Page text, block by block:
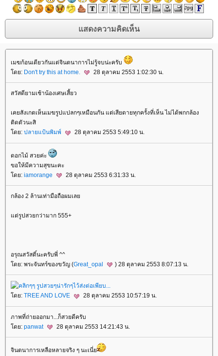
เมฆก้อนเดียวกันแต่จินตนาการไม่รู้จบน่ะครับ
ดย: Don't try this at home. 28 ตุลาคม 2553 1:02:30 น.
สวัสดียามเช้าน้องเศษเสี้ยว
เคยสังเกตเห็นเมฆรูปแปลกๆเหมือนกัน แต่เสียดายทุกครั้งที่เห็น ไม่ได้พกกล้อง
ติดตัวนะสิ
ดย: ปลายแป้นพิมพ์ 28 ตุลาคม 2553 5:49:10 น.
ดอกไม้ สวยค่ะ
ขอให้มีความสุขนะคะ
ดย: iamorange 28 ตุลาคม 2553 6:31:33 น.
กล้อง 2 ล้านเท่ามือถือผมเล
ต่รูปสวยกว่ามาก 555+
อรุณสวัสดิ์นะครับพี่ ^^
ดย: พระจันทร์ของขวัญ (Great_opal ) 28 ตุลาคม 2553 8:07:13 น.
ดย: TREE AND LOVE 28 ตุลาคม 2553 10:57:19 น.
ภาพที่ถ่ายออกมา...ก็สวยดีครับ
ดย: panwat 28 ตุลาคม 2553 14:21:43 น.
จินตนาการเหลือหลายจริง ๆ นะเนี่